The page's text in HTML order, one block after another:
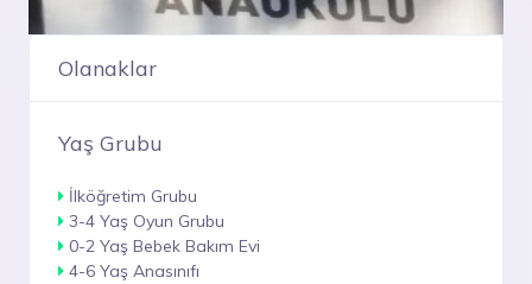
Olanaklar
Yaş Grubu
İlköğretim Grubu
3-4 Yaş Oyun Grubu
0-2 Yaş Bebek Bakım Evi
4-6 Yaş Anasınıfı